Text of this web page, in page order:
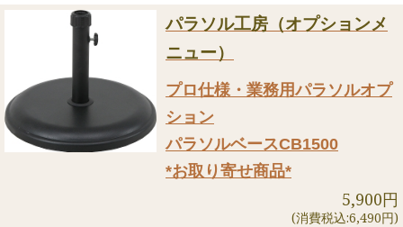
パラソル工房（オプションメ
ニュー）
プロ仕様・業務用パラソルオプ
ション
パラソルベースCB1500
*お取り寄せ商品*
5,900円
(消費税込:6,490円)